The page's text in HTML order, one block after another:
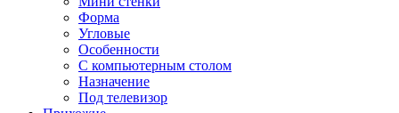
Форма
Угловые
Особенности
С компьютерным столом
Назначение
Под телевизор